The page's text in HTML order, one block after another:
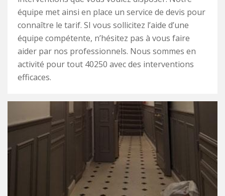
équipe met ainsi en place un service de devis pour
connaître le tarif. SI vous sollicitez l’aide d’une
équipe compétente, n’hésitez pas à vous faire
aider par nos professionnels. Nous sommes en
activité pour tout 40250 avec des interventions
efficaces.